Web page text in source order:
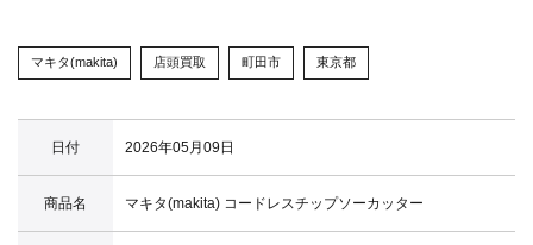
マキタ(makita) 店頭買取 町田市 東京都
日付 2026年05月09日
商品名 マキタ(makita) コードレスチップソーカッター